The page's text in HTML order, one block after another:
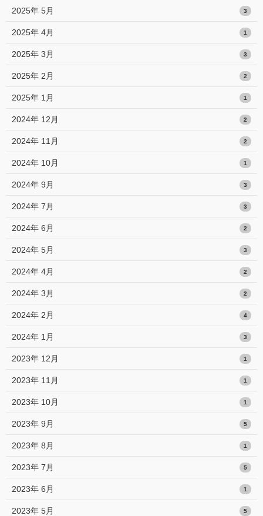
2025年 5月 3
2025年 4月 1
2025年 3月 3
2025年 2月 2
2025年 1月 1
2024年 12月 2
2024年 11月 2
2024年 10月 1
2024年 9月 3
2024年 7月 3
2024年 6月 2
2024年 5月 3
2024年 4月 2
2024年 3月 2
2024年 2月 4
2024年 1月 3
2023年 12月 1
2023年 11月 1
2023年 10月 1
2023年 9月 5
2023年 8月 1
2023年 7月 5
2023年 6月 1
2023年 5月 5